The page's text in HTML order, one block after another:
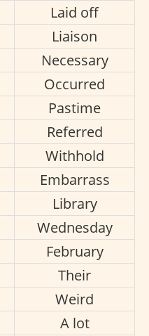
Laid off
Liaison
Necessary
Occurred
Pastime
Referred
Withhold
Embarrass
Library
Wednesday
February
Their
Weird
A lot